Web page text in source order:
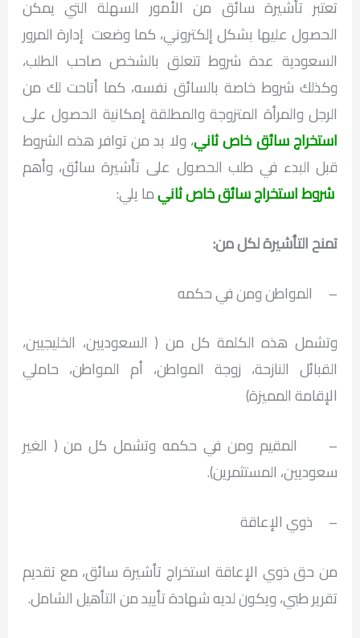
تعتبر تأشيرة سائق من الأمور السهلة التي يمكن
الحصول عليها بشكل إلكتروني، كما وضعت إدارة المرور
السعودية عدة شروط تتعلق بالشخص صاحب الطلب،
وكذلك شروط خاصة بالسائق نفسه، كما أتاحت لك من
الرجل والمرأة المتزوجة والمطلقة إمكانية الحصول على
استخراج سائق خاص ثاني، ولا بد من توافر هذه الشروط
قبل البدء في طلب الحصول على تأشيرة سائق، وأهم
شروط استخراج سائق خاص ثانيما يلي:
تمنح التأشيرة لكل من:
– المواطن ومن في حكمه
وتشمل هذه الكلمة كل من ( السعوديين، الخليجيين،
القبائل النازحة، زوجة المواطن، أم المواطن، حاملي
الإقامة المميزة)
– المقيم ومن في حكمه وتشمل كل من ( الغير
سعوديين، المستثمرين).
– ذوي الإعاقة
من حق ذوي الإعاقة استخراج تأشيرة سائق، مع تقديم
تقرير طبي، ويكون لديه شهادة تأييد من التأهيل الشامل.